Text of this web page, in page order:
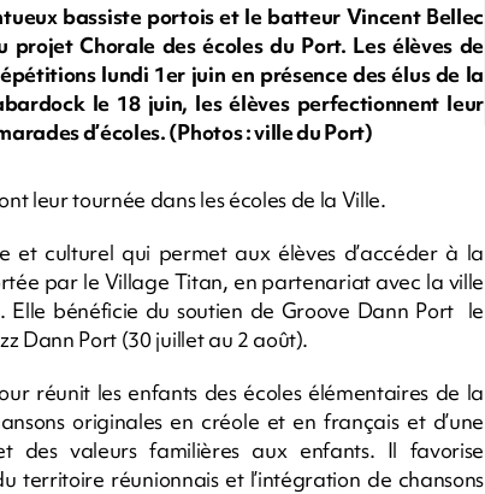
bassiste portois et le batteur Vincent Bellec
Chorale des écoles du Port. Les élèves de
lundi 1er juin en présence des élus de la
le 18 juin, les élèves perfectionnent leur
d’écoles. (Photos : ville du Port)
leur tournée dans les écoles de la Ville.
et culturel qui permet aux élèves d’accéder à la
par le Village Titan, en partenariat avec la ville
bénéficie du soutien de Groove Dann Port le
Dann Port (30 juillet au 2 août).
réunit les enfants des écoles élémentaires de la
originales en créole et en français et d’une
valeurs familières aux enfants. Il favorise
territoire réunionnais et l’intégration de chansons